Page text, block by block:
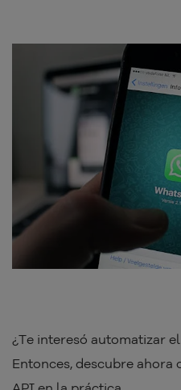
¿Te interesó automatizar
Entonces, descubre